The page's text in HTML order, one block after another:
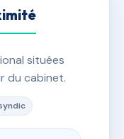
situées
du cabinet.